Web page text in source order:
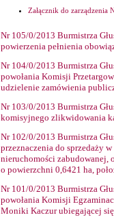
Załącznik do
Nr 105/0/2013 Burmistrza
powierzenia pełnienia
Nr 104/0/2013 Burmistrza
powołania Komisji
udzielenie zamówienia
Nr 103/0/2013 Burmistrza
komisyjnego zlikwidowania
Nr 102/0/2013 Burmistrza
przeznaczenia do sprzedaży
nieruchomości zabudowanej,
o powierzchni 0,6421 ha,
Nr 101/0/2013 Burmistrza
powołania Komisji
Moniki Kaczur ubiegającej